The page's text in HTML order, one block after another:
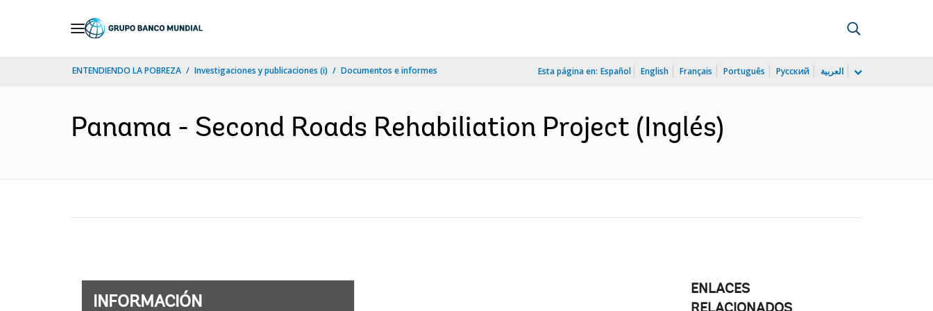
ENTENDIENDO LA POBREZA Investigaciones y publicaciones (i) Documentos e informes Esta página en: Español English Français Português Русский العربية
Panama - Second Roads Rehabiliation Project (Inglés)
INFORMACIÓN
ENLACES